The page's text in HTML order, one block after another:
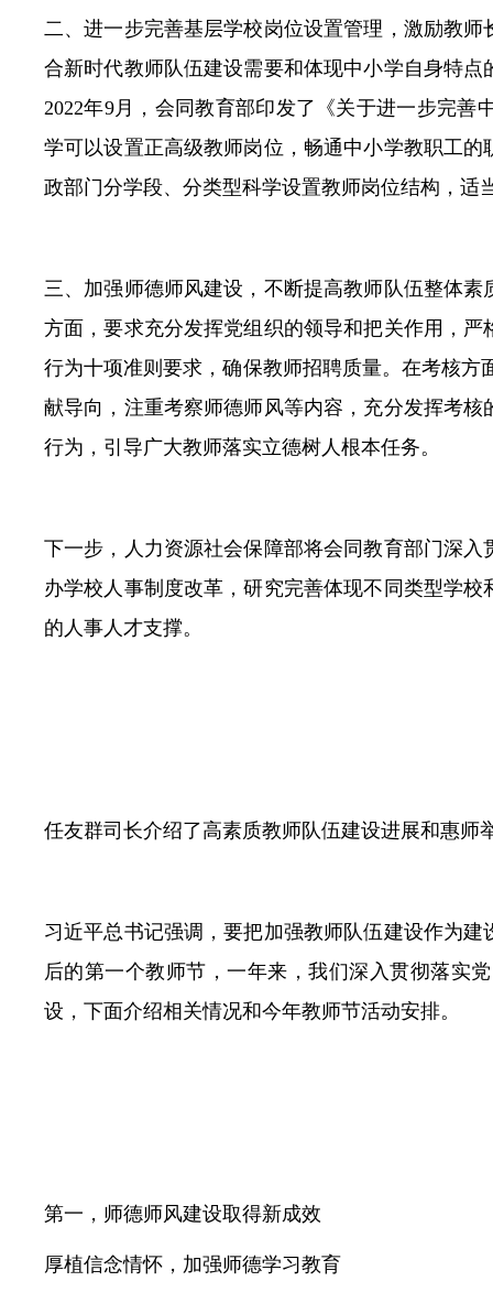
二、进一步完善基层学校岗位设置管理，激励教
合新时代教师队伍建设需要和体现中小学自身特
2022年9月，会同教育部印发了《关于进一步完
学可以设置正高级教师岗位，畅通中小学教职工
政部门分学段、分类型科学设置教师岗位结构，适
三、加强师德师风建设，不断提高教师队伍整体
方面，要求充分发挥党组织的领导和把关作用，
行为十项准则要求，确保教师招聘质量。在考核
献导向，注重考察师德师风等内容，充分发挥考
行为，引导广大教师落实立德树人根本任务。
下一步，人力资源社会保障部将会同教育部门深
办学校人事制度改革，研究完善体现不同类型学
的人事人才支撑。
任友群司长介绍了高素质教师队伍建设进展和惠
习近平总书记强调，要把加强教师队伍建设作为
后的第一个教师节，一年来，我们深入贯彻落实
设，下面介绍相关情况和今年教师节活动安排。
第一，师德师风建设取得新成效
厚植信念情怀，加强师德学习教育